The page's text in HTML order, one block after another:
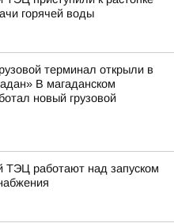
горячей воды
терминал открыли в
В магаданском
новый грузовой
ТЭЦ работают над запуском